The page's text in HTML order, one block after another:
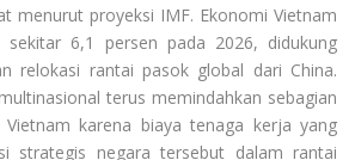
menurut proyeksi IMF. Ekonomi Vietnam
sekitar 6,1 persen pada 2026, didukung
relokasi rantai pasok global dari China.
terus memindahkan sebagian
karena biaya tenaga kerja yang
strategis negara tersebut dalam rantai